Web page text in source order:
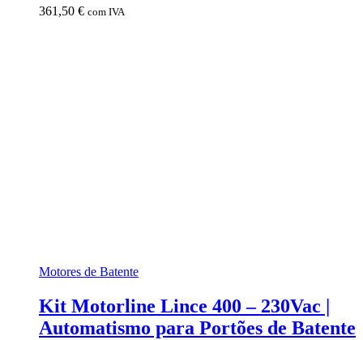
361,50 € com IVA
Motores de Batente
Kit Motorline Lince 400 – 230Vac |
Automatismo para Portões de Batente